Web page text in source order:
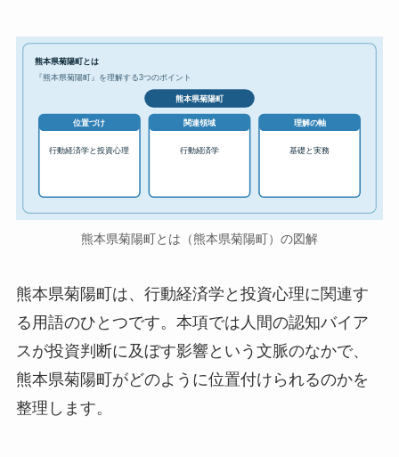
熊本県菊陽町とは
『熊本県菊陽町』を理解する3つのポイント
熊本県菊陽町
位置づけ
行動経済学と投資心理
関連領域
行動経済学
理解の軸
基礎と実務
熊本県菊陽町とは（熊本県菊陽町）の図解
熊本県菊陽町は、行動経済学と投資心理に関連す
る用語のひとつです。本項では人間の認知バイア
スが投資判断に及ぼす影響という文脈のなかで、
熊本県菊陽町がどのように位置付けられるのかを
整理します。